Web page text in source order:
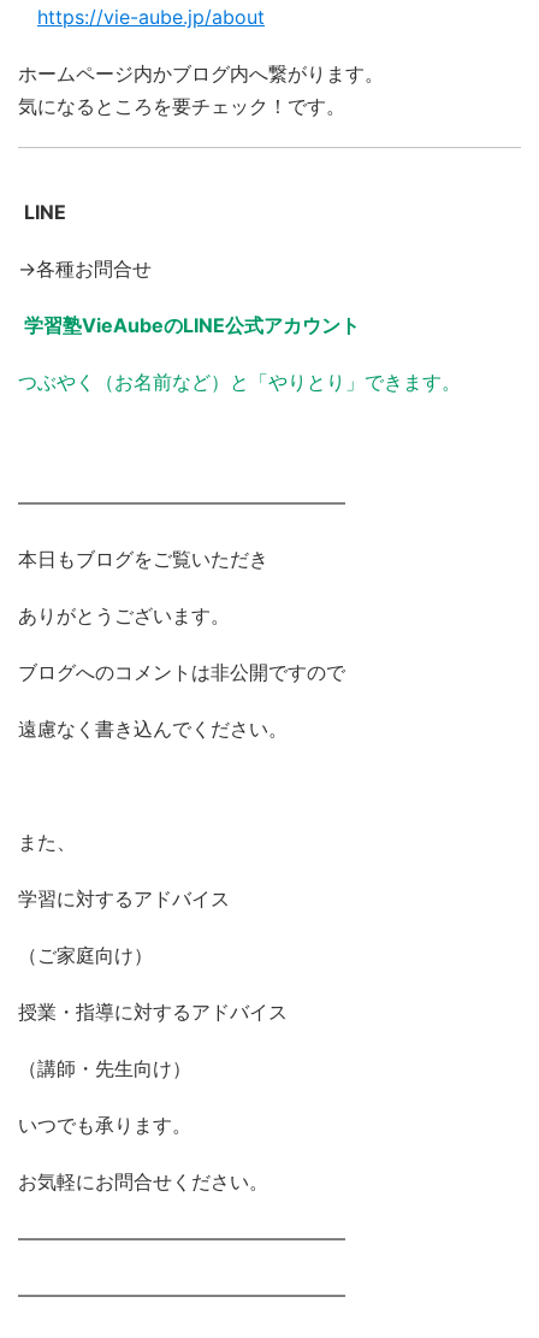
https://vie-aube.jp/about
ホームページ内かブログ内へ繋がります。
気になるところを要チェック！です。
LINE
→各種お問合せ
学習塾VieAubeのLINE公式アカウント
つぶやく（お名前など）と「やりとり」できます。
―――――――――――――――――
本日もブログをご覧いただき
ありがとうございます。
ブログへのコメントは非公開ですので
遠慮なく書き込んでください。
また、
学習に対するアドバイス
（ご家庭向け）
授業・指導に対するアドバイス
（講師・先生向け）
いつでも承ります。
お気軽にお問合せください。
―――――――――――――――――
―――――――――――――――――